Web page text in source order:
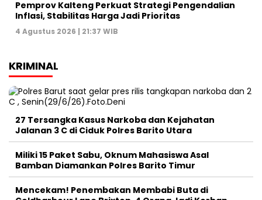
Pemprov Kalteng Perkuat Strategi Pengendalian
Inflasi, Stabilitas Harga Jadi Prioritas
4 Agustus 2026 | 21:37 WIB
KRIMINAL
27 Tersangka Kasus Narkoba dan Kejahatan
Jalanan 3 C di Ciduk Polres Barito Utara
Miliki 15 Paket Sabu, Oknum Mahasiswa Asal
Bamban Diamankan Polres Barito Timur
Mencekam! Penembakan Membabi Buta di